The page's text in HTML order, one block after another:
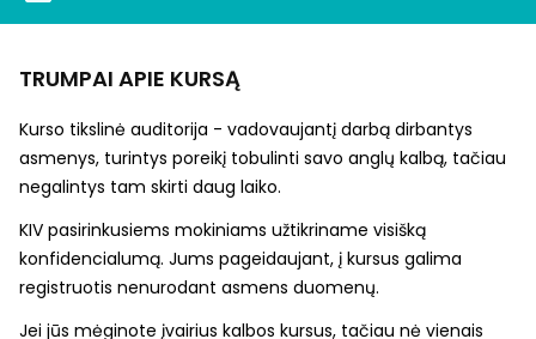
TRUMPAI APIE KURSĄ
Kurso tikslinė auditorija - vadovaujantį darbą dirbantys
asmenys, turintys poreikį tobulinti savo anglų kalbą, tačiau
negalintys tam skirti daug laiko.
KIV pasirinkusiems mokiniams užtikriname visišką
konfidencialumą. Jums pageidaujant, į kursus galima
registruotis nenurodant asmens duomenų.
Jei jūs mėginote įvairius kalbos kursus, tačiau nė vienais